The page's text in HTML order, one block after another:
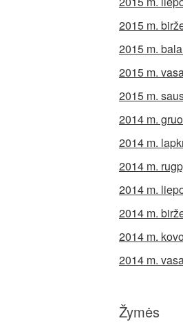
2015 m.
2015 m.
2015 m.
2015 m.
2014 m.
2014 m.
2014 m.
2014 m.
2014 m.
2014 m.
2014 m.
Žymės